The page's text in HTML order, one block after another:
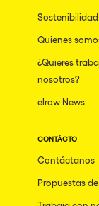
Sostenibilidad
Quienes
¿Quieres
nosotros?
elrow News
CONTÁCTO
Contáctanos
Propuestas